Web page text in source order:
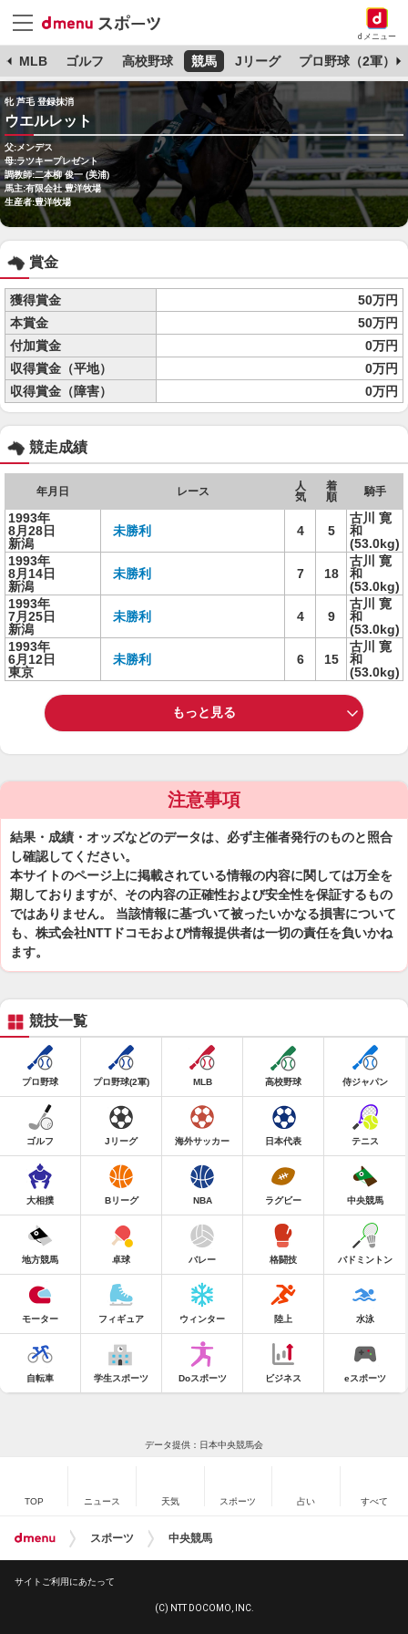
dメニュー
MLB ゴルフ 高校野球 競馬 Jリーグ プロ野球（2軍）
牝 芦毛 登録抹消
ウエルレット
父:メンデス
母:ラツキープレゼント
調教師:二本柳 俊一 (美浦)
馬主:有限会社 豊洋牧場
生産者:豊洋牧場
賞金
獲得賞金
50万円
本賞金
50万円
付加賞金
0万円
収得賞金（平地）
0万円
収得賞金（障害）
0万円
競走成績
年月日 レース
人
気
着
順
騎手
1993年
8月28日
新潟
未勝利 4 5
古川 寛
和
(53.0kg)
1993年
8月14日
新潟
未勝利 7 18
古川 寛
和
(53.0kg)
1993年
7月25日
新潟
未勝利 4 9
古川 寛
和
(53.0kg)
1993年
6月12日
東京
未勝利 6 15
古川 寛
和
(53.0kg)
もっと見る
注意事項
結果・成績・オッズなどのデータは、必ず主催者発行のものと照合
し確認してください。
本サイトのページ上に掲載されている情報の内容に関しては万全を
期しておりますが、その内容の正確性および安全性を保証するもの
ではありません。 当該情報に基づいて被ったいかなる損害について
も、株式会社NTTドコモおよび情報提供者は一切の責任を負いかね
ます。
競技一覧
プロ野球 プロ野球(2軍) MLB 高校野球 侍ジャパン
ゴルフ Jリーグ 海外サッカー 日本代表 テニス
大相撲 Bリーグ NBA ラグビー 中央競馬
地方競馬 卓球 バレー 格闘技 バドミントン
モーター フィギュア ウィンター 陸上 水泳
自転車 学生スポーツ Doスポーツ ビジネス eスポーツ
データ提供：日本中央競馬会
TOP ニュース 天気 スポーツ 占い すべて
スポーツ 中央競馬
サイトご利用にあたって
(C) NTT DOCOMO, INC.